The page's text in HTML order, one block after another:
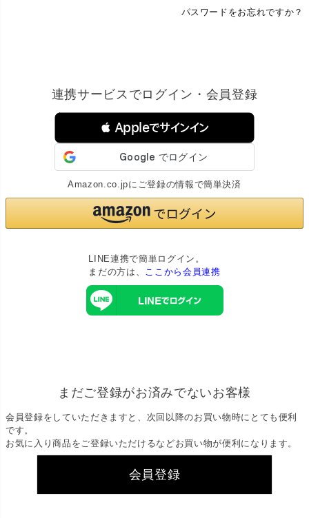
パスワードをお忘れですか？
連携サービスでログイン・会員登録
 Appleでサインイン
Amazon.co.jpにご登録の情報で簡単決済
LINE連携で簡単ログイン。
まだの方は、 ここから会員連携
まだご登録がお済みでないお客様
会員登録をしていただきますと、次回以降のお買い物時にとても便利
です。
お気に入り商品をご登録いただけるなどお買い物が便利になります。
会員登録